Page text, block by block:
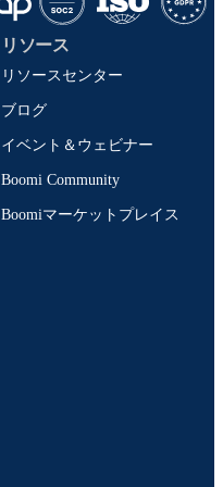
リソース
リソースセンター
ブログ
イベント＆ウェビナー
Boomi Community
Boomiマーケットプレイス